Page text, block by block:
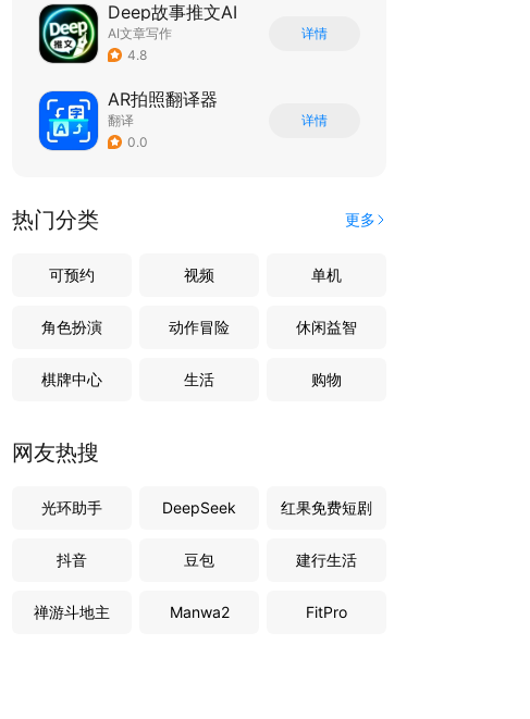
Deep故事推文AI
AI文章写作
4.8
详情
AR拍照翻译器
翻译
0.0
详情
热门分类 更多
可预约 视频 单机
角色扮演 动作冒险 休闲益智
棋牌中心 生活 购物
网友热搜
光环助手 DeepSeek 红果免费短剧
抖音 豆包 建行生活
禅游斗地主 Manwa2 FitPro